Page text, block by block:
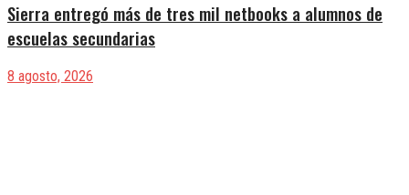
Sierra entregó más de tres mil netbooks a alumnos de
escuelas secundarias
8 agosto, 2026